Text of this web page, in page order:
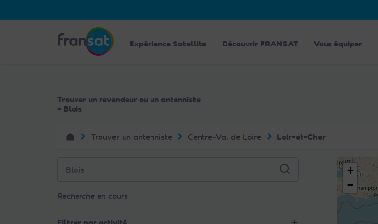
noter
Expérience Satellite Découvrir FRANSAT Vous équiper
Trouver un revendeur ou un antenniste
- Blois
Trouver un antenniste Centre-Val de Loire Loir-et-Cher
Recherche en cours
+
−